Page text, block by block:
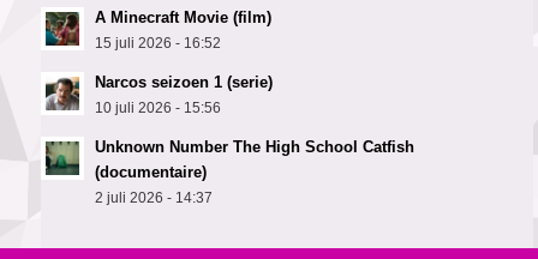
A Minecraft Movie (film)
15 juli 2026 - 16:52
Narcos seizoen 1 (serie)
10 juli 2026 - 15:56
Unknown Number The High School Catfish
(documentaire)
2 juli 2026 - 14:37